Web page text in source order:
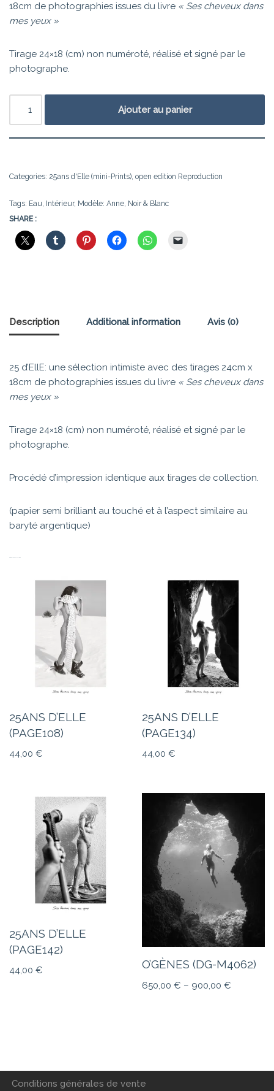
18cm de photographies issues du livre « Ses cheveux dans
mes yeux »
Tirage 24×18 (cm) non numéroté, réalisé et signé par le
photographe.
Ajouter au panier
Categories: 25ans d'Elle (mini-Prints), open edition Reproduction
Tags: Eau, Intérieur, Modèle: Anne, Noir & Blanc
SHARE :
Description Additional information Avis (0)
25 d’EllE: une sélection intimiste avec des tirages 24cm x
18cm de photographies issues du livre « Ses cheveux dans
mes yeux »
Tirage 24×18 (cm) non numéroté, réalisé et signé par le
photographe.
Procédé d’impression identique aux tirages de collection.
(papier semi brilliant au touché et à l’aspect similaire au
baryté argentique)
25ANS D’ELLE
(PAGE108)
44,00 €
25ANS D’ELLE
(PAGE134)
44,00€
25ANS D’ELLE
(PAGE142)
44,00 € O’GÈNES (DG-M4062)
650,00€ – 900,00€
Conditions générales de vente